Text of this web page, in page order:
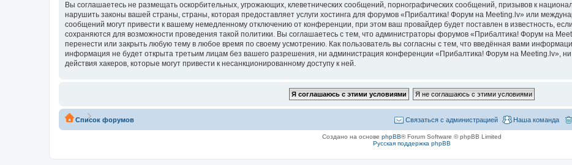
Вы соглашаетесь не размещать оскорбительных, угрожающих, клеветнических сообщений, порнографических сообщений, призывов к
нарушить законы вашей страны, страны, которая предоставляет услуги хостинга для форумов «Прибалтика! Форум на Meeting.lv» или
сообщений могут привести к вашему немедленному отключению от конференции, при этом ваш провайдер будет поставлен в известность,
сохраняются для возможности проведения такой политики. Вы соглашаетесь с тем, что администраторы форумов «Прибалтика! Форум на
перенести или закрыть любую тему в любое время по своему усмотрению. Как пользователь вы согласны с тем, что введённая вами
информация не будет открыта третьим лицам без вашего разрешения, ни администрация конференции «Прибалтика! Форум на Meeting.lv»,
действия хакеров, которые могут привести к несанкционированному доступу к ней.
Список форумов Наша команда
Связаться с администрацией
Создано на основе phpBB® Forum Software © phpBB Limited
Русская поддержка phpBB